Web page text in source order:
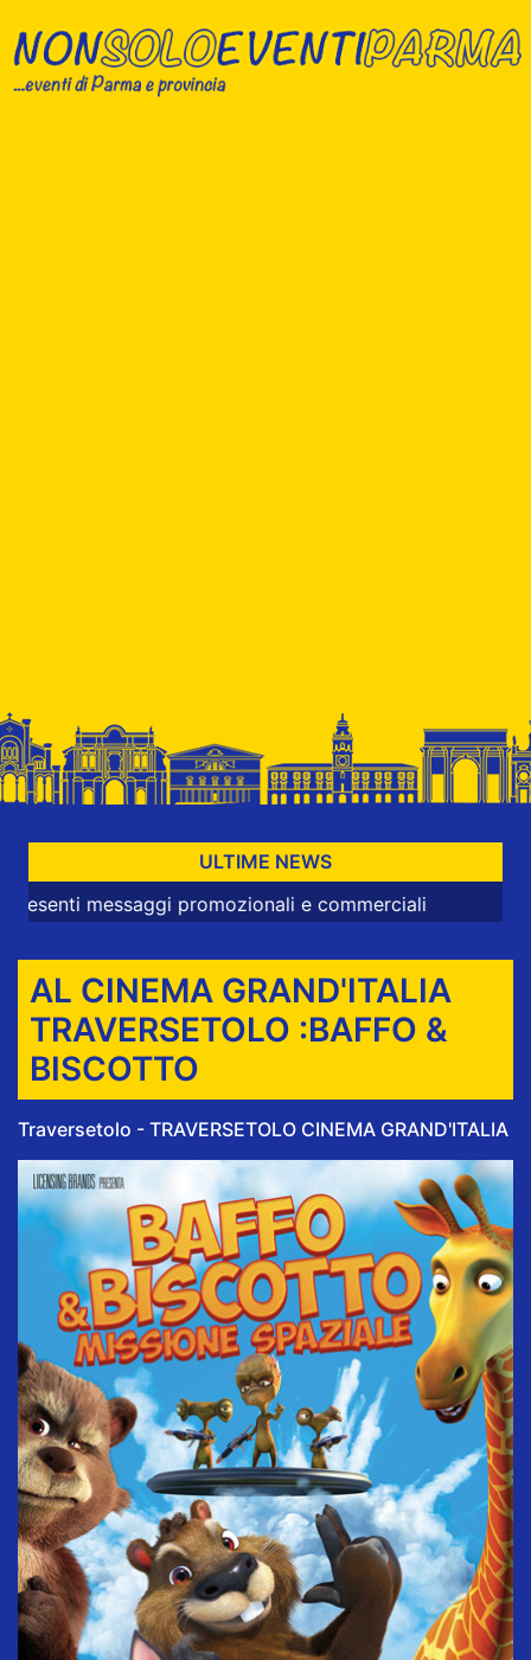
ULTIME NEWS
promozionali e commerciali
AL CINEMA GRAND'ITALIA
TRAVERSETOLO :BAFFO &
BISCOTTO
Traversetolo - TRAVERSETOLO CINEMA GRAND'ITALIA